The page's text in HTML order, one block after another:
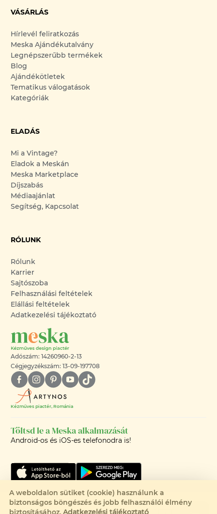
VÁSÁRLÁS
Hírlevél feliratkozás
Meska Ajándékutalvány
Legnépszerűbb termékek
Blog
Ajándékötletek
Tematikus válogatások
Kategóriák
ELADÁS
Mi a Vintage?
Eladok a Meskán
Meska Marketplace
Díjszabás
Médiaajánlat
Segítség, Kapcsolat
RÓLUNK
Rólunk
Karrier
Sajtószoba
Felhasználási feltételek
Elállási feltételek
Adatkezelési tájékoztató
Adószám: 14260960-2-13
Cégjegyzékszám: 13-09-197708
Kézműves piactér, Románia
Töltsd le a Meska alkalmazását
Android-os és iOS-es telefonodra is!
©2008-2026 - MESKA.HU -
A weboldalon sütiket (cookie) használunk a
biztonságos böngészés és jobb felhasználói élmény
biztosításához. Adatkezelési tájékoztató